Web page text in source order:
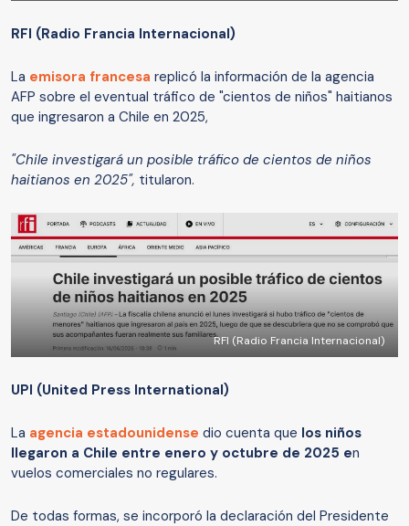
RFI (Radio Francia Internacional)
La emisora francesa replicó la información de la agencia
AFP sobre el eventual tráfico de "cientos de niños" haitianos
que ingresaron a Chile en 2025,
"Chile investigará un posible tráfico de cientos de niños
haitianos en 2025", titularon.
RFI (Radio Francia Internacional)
UPI (United Press International)
La agencia estadounidense dio cuenta que los niños
llegaron a Chile entre enero y octubre de 2025 en
vuelos comerciales no regulares.
De todas formas, se incorporó la declaración del Presidente